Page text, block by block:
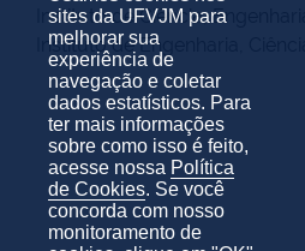
sites da UFVJM para
melhorar sua
experiência de
navegação e coletar
dados estatísticos. Para
ter mais informações
sobre como isso é feito,
acesse nossa Política
de Cookies. Se você
concorda com nosso
monitoramento de
Instituto de Ciência,
Instituto de Engenharia,